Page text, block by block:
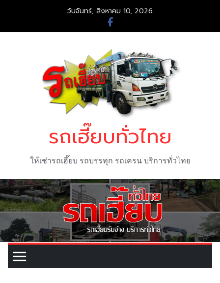
content
วันจันทร์, สิงหาคม 10, 2026
รถเฮี๊ยบทั่วไทย
ให้เช่ารถเฮี๊ยบ รถบรรทุก รถเครน บริการทั่วไทย